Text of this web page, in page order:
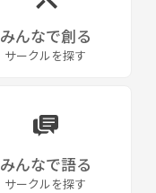
みんなで創る
サークルを探す
みんなで語る
サークルを探す